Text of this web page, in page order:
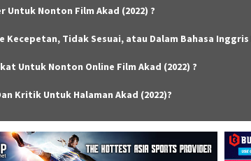
Untuk Nonton Film Akad (2022) ?
Kecepetan, Tidak Sesuai, atau Dalam Bahasa Inggris
Untuk Nonton Online Film Akad (2022) ?
Kritik Untuk Halaman Akad (2022)?